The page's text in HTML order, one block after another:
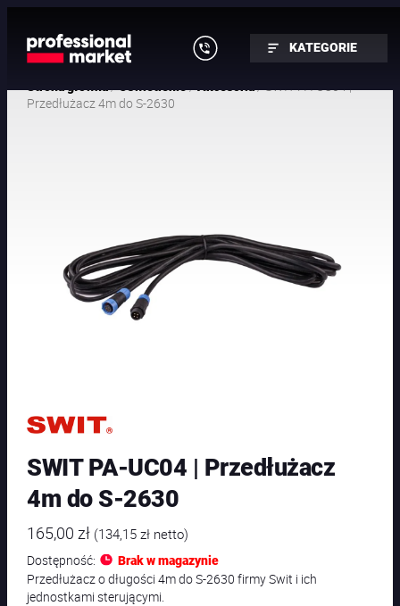
KATEGORIE
/ /
/ SWIT PA-UC04 |
Przedłużacz 4m do S-2630
SWIT PA-UC04 | Przedłużacz
4m do S-2630
165,00 zł (134,15zł netto)
Dostępność:
Brak w magazynie
Przedłużacz o długości 4m do S-2630 firmy Swit i ich
jednostkami sterującymi.